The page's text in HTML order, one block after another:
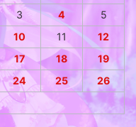
3 4
5
10 11
12
17 18
19
24 25
26